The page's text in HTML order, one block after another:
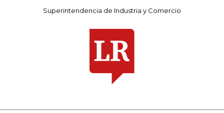
Superintendencia de Industria y Comercio